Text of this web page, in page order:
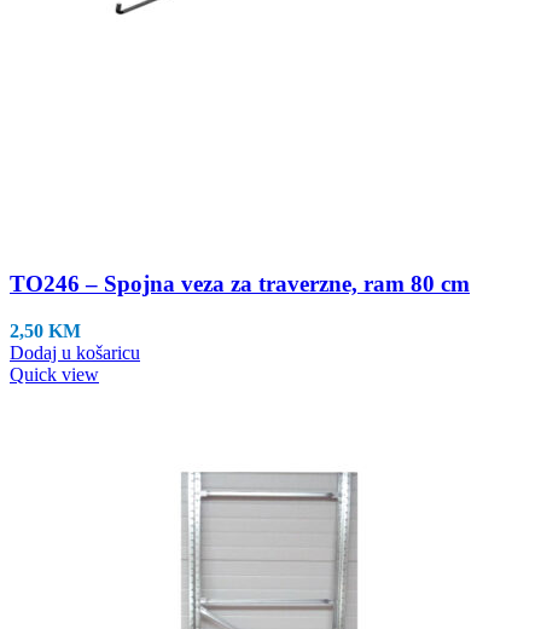
TO246 – Spojna veza za traverzne, ram 80 cm
2,50 KM
Dodaj u košaricu
Quick view